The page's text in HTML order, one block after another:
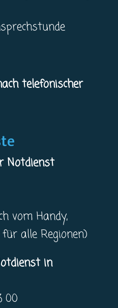
telefonischer
Notdienst
vom Handy,
alle Regionen)
in
00